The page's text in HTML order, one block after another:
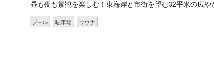
昼も夜も景観を楽しむ！東海岸と市街を望む32平米の広
プール 駐車場 サウナ